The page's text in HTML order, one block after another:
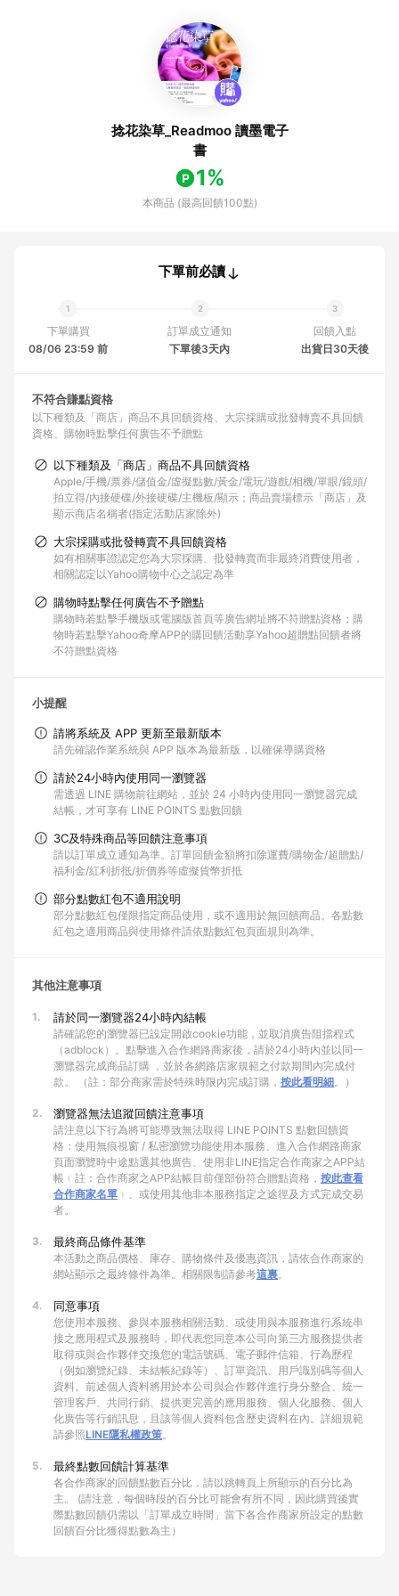
捻花染草_Readmoo 讀墨電子
書
1%
本商品 (最高回饋100點)
下單前必讀
下單購買
08/06 23:59 前
訂單成立通知
下單後3天內
回饋入點
出貨日30天後
不符合賺點資格
以下種類及「商店」商品不具回饋資格
大宗採購或批發轉賣不具回饋
資格
購物時點擊任何廣告不予贈點
以下種類及「商店」商品不具回饋資格
Apple/手機/票券/儲值金/虛擬點數/黃金/電玩/遊戲/相機/單眼/鏡頭/
拍立得/內接硬碟/外接硬碟/主機板/顯示；商品賣場標示「商店」及
顯示商店名稱者(指定活動店家除外)
大宗採購或批發轉賣不具回饋資格
如有相關事證認定您為大宗採購、批發轉賣而非最終消費使用者，
相關認定以Yahoo購物中心之認定為準
購物時點擊任何廣告不予贈點
購物時若點擊手機版或電腦版首頁等廣告網址將不符贈點資格；購
物時若點擊Yahoo奇摩APP的購回饋活動享Yahoo超贈點回饋者將
不符贈點資格
小提醒
請將系統及 APP 更新至最新版本
請先確認作業系統與 APP 版本為最新版，以確保導購資格
請於24小時內使用同一瀏覽器
需透過 LINE 購物前往網站，並於 24 小時內使用同一瀏覽器完成
結帳，才可享有 LINE POINTS 點數回饋
3C及特殊商品等回饋注意事項
請以訂單成立通知為準。訂單回饋金額將扣除運費/購物金/超贈點/
福利金/紅利折抵/折價券等虛擬貨幣折抵
部分點數紅包不適用說明
部分點數紅包僅限指定商品使用，或不適用於無回饋商品。各點數
紅包之適用商品與使用條件請依點數紅包頁面規則為準。
其他注意事項
1. 請於同一瀏覽器24小時內結帳
請確認您的瀏覽器已設定開啟cookie功能，並取消廣告阻擋程式
（adblock）。點擊進入合作網路商家後，請於24小時內並以同一
瀏覽器完成商品訂購 ，並於各網路店家規範之付款期間內完成付
款。 （註：部分商家需於特殊時限內完成訂購， 按此看明細。）
2. 瀏覽器無法追蹤回饋注意事項
請注意以下行為將可能導致無法取得 LINE POINTS 點數回饋資
格：使用無痕視窗 / 私密瀏覽功能使用本服務、進入合作網路商家
頁面瀏覽時中途點選其他廣告、使用非LINE指定合作商家之APP結
帳﹙註：合作商家之APP結帳目前僅部份符合贈點資格， 按此查看
合作商家名單 ﹚、或使用其他非本服務指定之途徑及方式完成交易
者。
3. 最終商品條件基準
本活動之商品價格、庫存、購物條件及優惠資訊，請依合作商家的
網站顯示之最終條件為準。相關限制請參考這裏。
4. 同意事項
您使用本服務、參與本服務相關活動、或使用與本服務進行系統串
接之應用程式及服務時，即代表您同意本公司向第三方服務提供者
取得或與合作夥伴交換您的電話號碼、電子郵件信箱、行為歷程
（例如瀏覽紀錄、未結帳紀錄等）、訂單資訊、用戶識別碼等個人
資料。前述個人資料將用於本公司與合作夥伴進行身分整合、統一
管理客戶、共同行銷、提供更完善的應用服務、個人化服務、個人
化廣告等行銷訊息，且該等個人資料包含歷史資料在內。詳細規範
請參照LINE隱私權政策。
5. 最終點數回饋計算基準
各合作商家的回饋點數百分比，請以跳轉頁上所顯示的百分比為
主。 (請注意，每個時段的百分比可能會有所不同，因此購買後實
際點數回饋仍需以「訂單成立時間」當下各合作商家所設定的點數
回饋百分比獲得點數為主）